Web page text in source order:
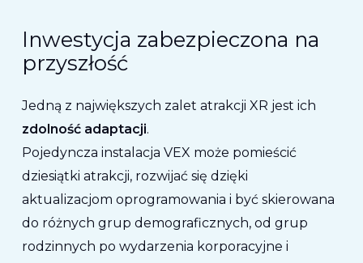
Inwestycja zabezpieczona na
przyszłość
Jedną z największych zalet atrakcji XR jest ich
zdolność adaptacji.
Pojedyncza instalacja VEX może pomieścić
dziesiątki atrakcji, rozwijać się dzięki
aktualizacjom oprogramowania i być skierowana
do różnych grup demograficznych, od grup
rodzinnych po wydarzenia korporacyjne i